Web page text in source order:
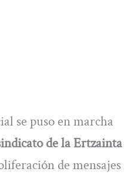
se puso en marcha
de la Ertzainta
de mensajes